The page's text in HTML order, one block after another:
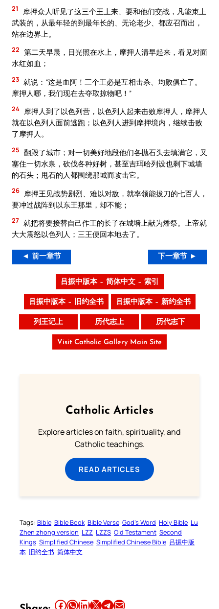
21
摩押众人听见了这三个王上来、要和他们交战，凡能束上
武装的，从最年轻的到最年长的、无论老少、都应召而出，
站在边界上。
22 第二天早晨，日光照在水上，摩押人清早起来，看见对面
水红如血；
23 就说：“这是血阿！三个王必是互相击杀、均败俱亡了。
摩押人哪，我们现在去夺取掠物吧！”
24 摩押人到了以色列营，以色列人起来击败摩押人，摩押人
就在以色列人面前逃跑；以色列人进到摩押境内，继续击败
了摩押人。
25 翻毁了城市；对一切美好地段他们各抛石头去填满它，又
塞住一切水泉，砍伐各种好树，甚至吉珥哈列设也剩下城墙
的石头；甩石的人都围绕那城而攻击它。
26 摩押王见战势剧烈、难以对敌，就率领能拔刀的七百人，
要冲过战阵到以东王那里，却不能；
27 就把将要接替自己作王的长子在城墙上献为燔祭。上帝就
大大震怒以色列人；三王便回本地去了。
◄ 前一章节 下一章节 ►
吕振中版本 – 简体中文 – 索引
吕振中版本 – 旧约全书 吕振中版本 – 新约全书
列王记上 历代志上 历代志下
Visit Catholic Gallery Main Site
Catholic Articles
Explore articles on faith, spirituality, and
Catholic teachings.
READ ARTICLES
Tags: Bible Bible Book Bible Verse God’s Word Holy Bible Lu
Zhen zhong version LZZ LZZS Old Testament Second
Kings Simplified Chinese Simplified Chinese Bible 吕振中版
本 旧约全书 简体中文
Share this article on Facebook Share this article on WhatsApp Share this article on LinkedIn Share this article on X Share this article on TelegramEmail this Article